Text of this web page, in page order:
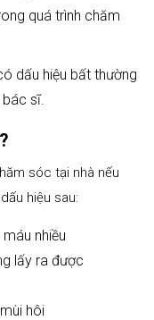
quá trình chăm
dấu hiệu bất thường
bác sĩ.
sóc tại nhà nếu
hiệu sau:
nhiều
lấy ra được
hôi